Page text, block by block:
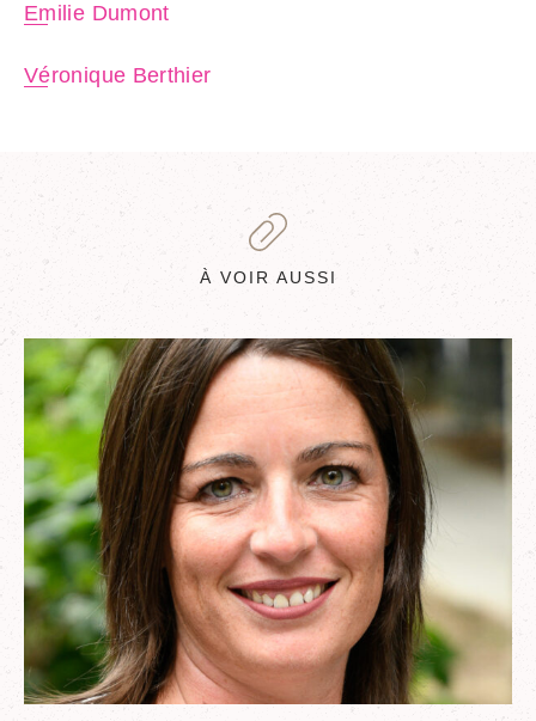
Emilie Dumont
Véronique Berthier
À VOIR AUSSI